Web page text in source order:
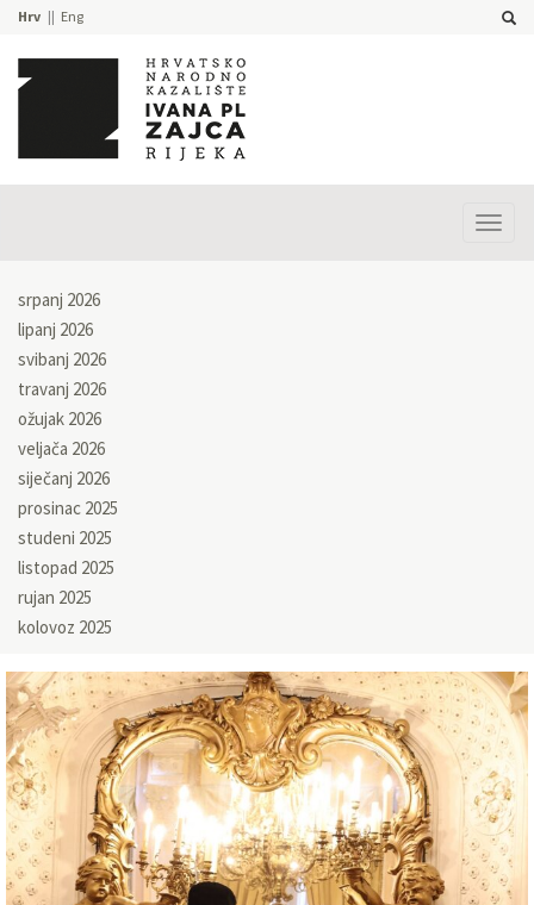
Hrv Eng
srpanj 2026
lipanj 2026
svibanj 2026
travanj 2026
ožujak 2026
veljača 2026
siječanj 2026
prosinac 2025
studeni 2025
listopad 2025
rujan 2025
kolovoz 2025